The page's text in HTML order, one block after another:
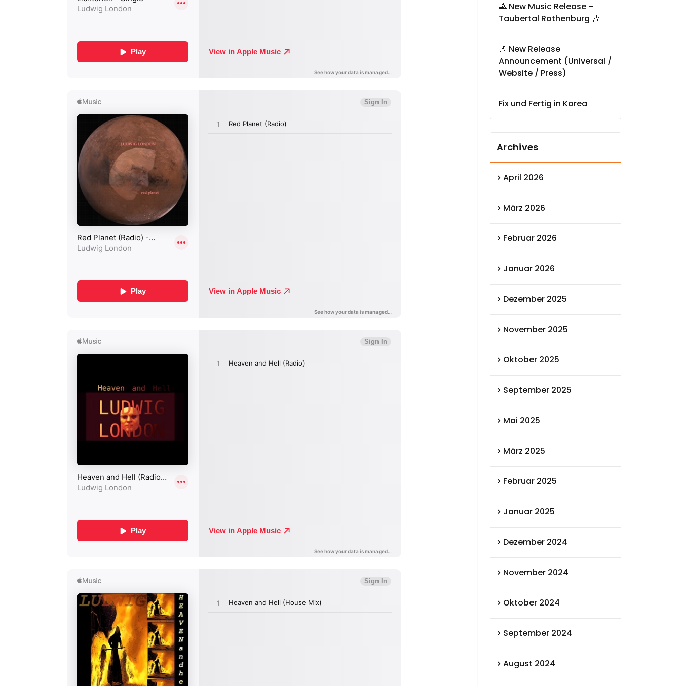
🌄 New Music Release –
Taubertal Rothenburg 🎶
🎶 New Release
Announcement (Universal /
Website / Press)
Fix und Fertig in Korea
Archives
April 2026
März 2026
Februar 2026
Januar 2026
Dezember 2025
November 2025
Oktober 2025
September 2025
Mai 2025
März 2025
Februar 2025
Januar 2025
Dezember 2024
November 2024
Oktober 2024
September 2024
August 2024